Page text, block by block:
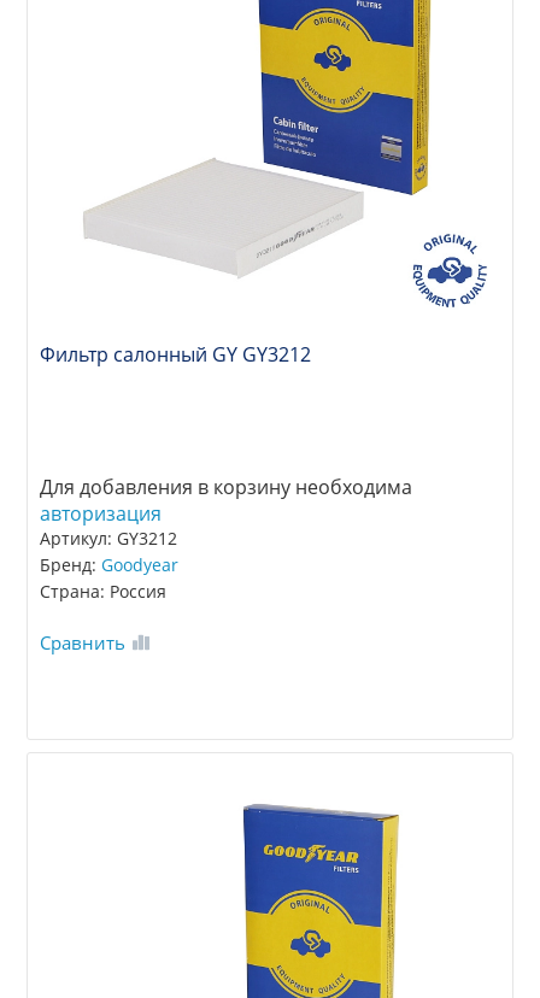
Фильтр салонный GY GY3212
Для добавления в корзину необходима
авторизация
Артикул: GY3212
Бренд:Goodyear
Страна: Россия
Сравнить